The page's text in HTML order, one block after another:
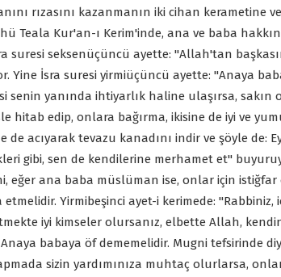
rızasını kazanmanın iki cihan kerametine
Teala Kur'an-ı Kerim'inde, ana ve baba
suresi seksenüçüncü ayette: "Allah'tan
Yine İsra suresi yirmiüçüncü ayette: "Anaya
senin yanında ihtiyarlık haline ulaşırsa, sakın
hitab edip, onlara bağırma, ikisine de iyi ve
de acıyarak tevazu kanadını indir ve şöyle de:
gibi, sen de kendilerine merhamet et"
eğer ana baba müslüman ise, onlar için
Yirmibeşinci ayet-i kerimede: "Rabbiniz,
iyi kimseler olursanız, elbette Allah,
Anaya babaya öf dememelidir. Mugni tefsirinde
sizin yardımınıza muhtaç olurlarsa,